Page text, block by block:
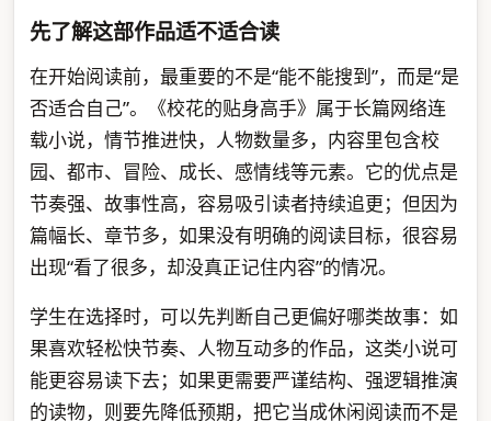
先了解这部作品适不适合读
在开始阅读前，最重要的不是“能不能搜到”，而是“是
否适合自己”。《校花的贴身高手》属于长篇网络连
载小说，情节推进快，人物数量多，内容里包含校
园、都市、冒险、成长、感情线等元素。它的优点是
节奏强、故事性高，容易吸引读者持续追更；但因为
篇幅长、章节多，如果没有明确的阅读目标，很容易
出现“看了很多，却没真正记住内容”的情况。
学生在选择时，可以先判断自己更偏好哪类故事：如
果喜欢轻松快节奏、人物互动多的作品，这类小说可
能更容易读下去；如果更需要严谨结构、强逻辑推演
的读物，则要先降低预期，把它当成休闲阅读而不是